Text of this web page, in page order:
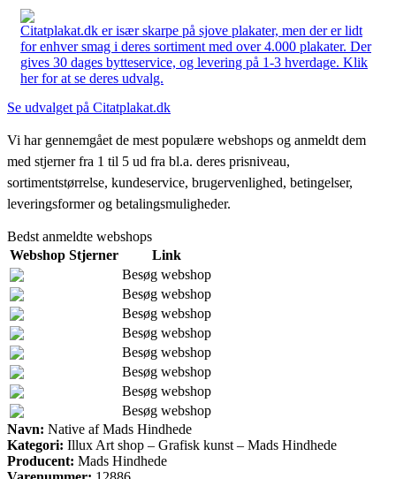
Citatplakat.dk er især skarpe på sjove plakater, men der er lidt
for enhver smag i deres sortiment med over 4.000 plakater. Der
gives 30 dages bytteservice, og levering på 1-3 hverdage. Klik
her for at se deres udvalg.
Se udvalget på Citatplakat.dk
Vi har gennemgået de mest populære webshops og anmeldt dem
med stjerner fra 1 til 5 ud fra bl.a. deres prisniveau,
sortimentstørrelse, kundeservice, brugervenlighed, betingelser,
leveringsformer og betalingsmuligheder.
Bedst anmeldte webshops
Webshop Stjerner
Link
Besøg webshop
Besøg webshop
Besøg webshop
Besøg webshop
Besøg webshop
Besøg webshop
Besøg webshop
Besøg webshop
Navn: Native af Mads Hindhede
Kategori: Illux Art shop – Grafisk kunst – Mads Hindhede
Producent: Mads Hindhede